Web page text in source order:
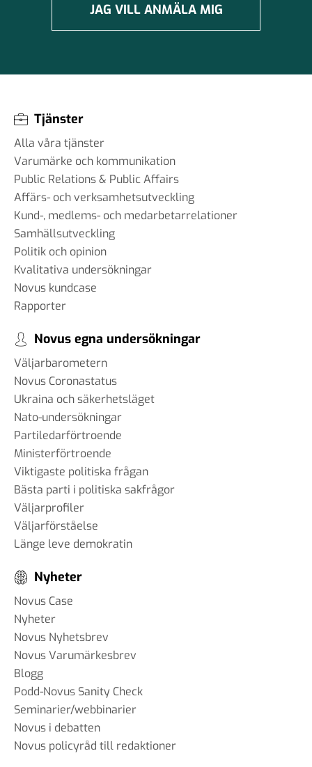
JAG VILL ANMÄLA MIG
Tjänster
Alla våra tjänster
Varumärke och kommunikation
Public Relations & Public Affairs
Affärs- och verksamhetsutveckling
Kund-, medlems- och medarbetarrelationer
Samhällsutveckling
Politik och opinion
Kvalitativa undersökningar
Novus kundcase
Rapporter
Novus egna undersökningar
Väljarbarometern
Novus Coronastatus
Ukraina och säkerhetsläget
Nato-undersökningar
Partiledarförtroende
Ministerförtroende
Viktigaste politiska frågan
Bästa parti i politiska sakfrågor
Väljarprofiler
Väljarförståelse
Länge leve demokratin
Nyheter
Novus Case
Nyheter
Novus Nyhetsbrev
Novus Varumärkesbrev
Blogg
Podd-Novus Sanity Check
Seminarier/webbinarier
Novus i debatten
Novus policyråd till redaktioner